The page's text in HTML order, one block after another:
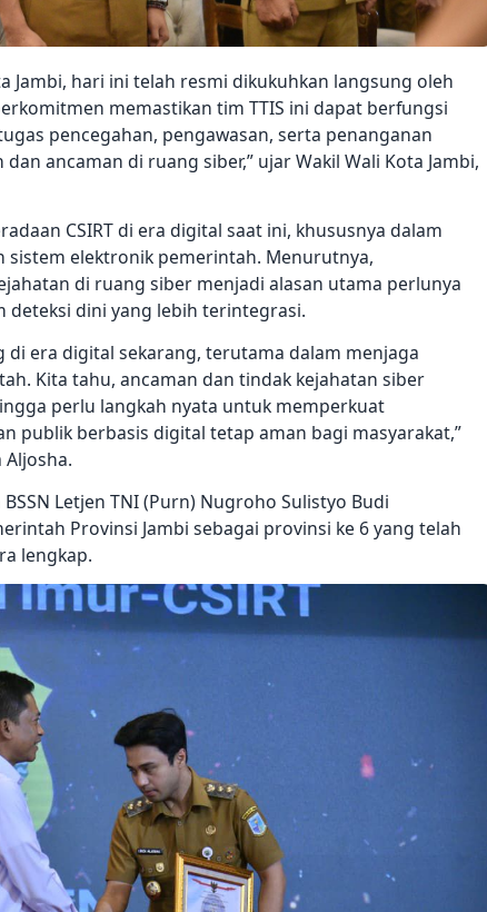
Jambi, hari ini telah resmi dikukuhkan langsung oleh
memastikan tim TTIS ini dapat berfungsi
pencegahan, pengawasan, serta penanganan
ancaman di ruang siber,” ujar Wakil Wali Kota Jambi,
CSIRT di era digital saat ini, khususnya dalam
sistem elektronik pemerintah. Menurutnya,
di ruang siber menjadi alasan utama perlunya
dini yang lebih terintegrasi.
di era digital sekarang, terutama dalam menjaga
Kita tahu, ancaman dan tindak kejahatan siber
perlu langkah nyata untuk memperkuat
publik berbasis digital tetap aman bagi masyarakat,”
Aljosha.
Letjen TNI (Purn) Nugroho Sulistyo Budi
Provinsi Jambi sebagai provinsi ke 6 yang telah
lengkap.